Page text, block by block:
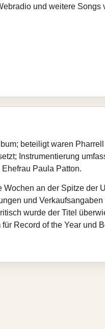
und weitere Songs
beteiligt waren
Instrumentierung
Paula Patton.
an der Spitze der
und Verkaufsangaben
wurde der Titel
Record of the Year und